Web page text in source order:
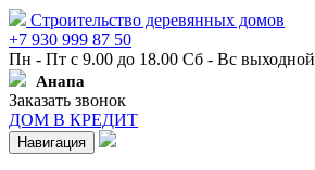
Строительство деревянных домов
+7 930 999 87 50
Пн - Пт с 9.00 до 18.00 Сб - Вс выходной
Анапа
Заказать звонок
ДОМ В КРЕДИТ
Навигация